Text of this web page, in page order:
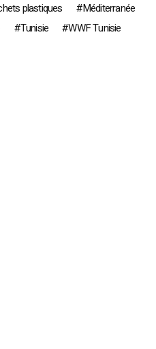
plastiques
Méditerranée
Tunisie WWF Tunisie